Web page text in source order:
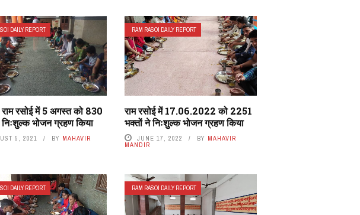
DAILY REPORT
राम रसोई में 5 अगस्त को 830
भोजन ग्रहण किया
5, 2021 BY MAHAVIR
RAM RASOI DAILY REPORT
राम रसोई में 17.06.2022 को 2251
भक्तों ने निःशुल्क भोजन ग्रहण किया
JUNE 17, 2022 BY MAHAVIR
MANDIR
DAILY REPORT RAM RASOI DAILY REPORT